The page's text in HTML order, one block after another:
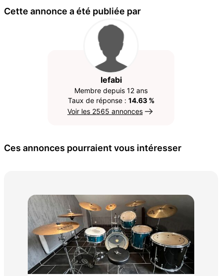
Cette annonce a été publiée par
lefabi
Membre depuis 12 ans
Taux de réponse : 14.63 %
Voir les 2565 annonces
Ces annonces pourraient vous intéresser